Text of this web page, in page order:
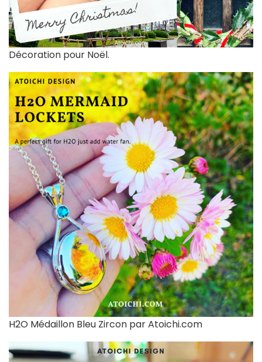
Décoration pour Noël.
H2O Médaillon Bleu Zircon par Atoichi.com